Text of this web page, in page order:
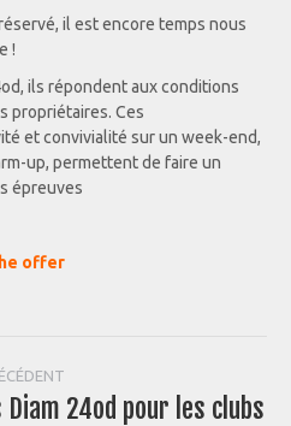
il est encore temps nous
!
ils répondent aux conditions
propriétaires. Ces
et convivialité sur un week-end,
up, permettent de faire un
épreuves
offer
Article24od pour les clubs